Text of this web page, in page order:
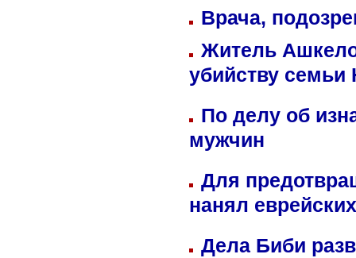
Врача,
Житель
убийству семьи
По делу об
мужчин
Для
нанял
Дела Биби